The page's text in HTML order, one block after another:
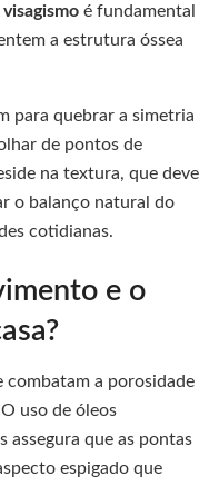
visagismo é fundamental
a estrutura óssea
para quebrar a simetria
de pontos de
na textura, que deve
o balanço natural do
cotidianas.
e o
combatam a porosidade
uso de óleos
assegura que as pontas
espigado que